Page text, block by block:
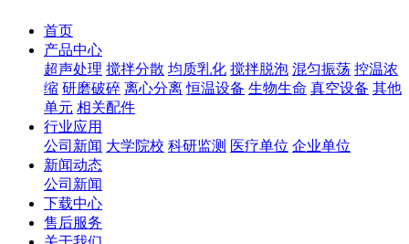
首页
产品中心
超声处理 搅拌分散 均质乳化 搅拌脱泡 混匀振荡 控温浓
缩 研磨破碎 离心分离 恒温设备 生物生命 真空设备 其他
单元 相关配件
行业应用
公司新闻 大学院校 科研监测 医疗单位 企业单位
新闻动态
公司新闻
下载中心
售后服务